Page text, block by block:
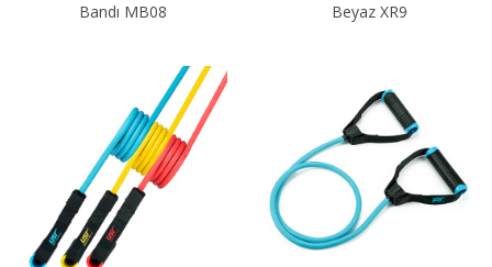
Bandı MB08
Beyaz XR9